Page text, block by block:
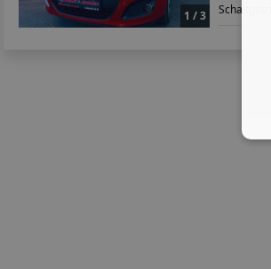
1 / 3